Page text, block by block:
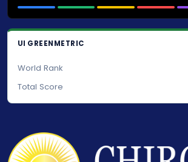
UI GREENMETRIC
World Rank
Total Score